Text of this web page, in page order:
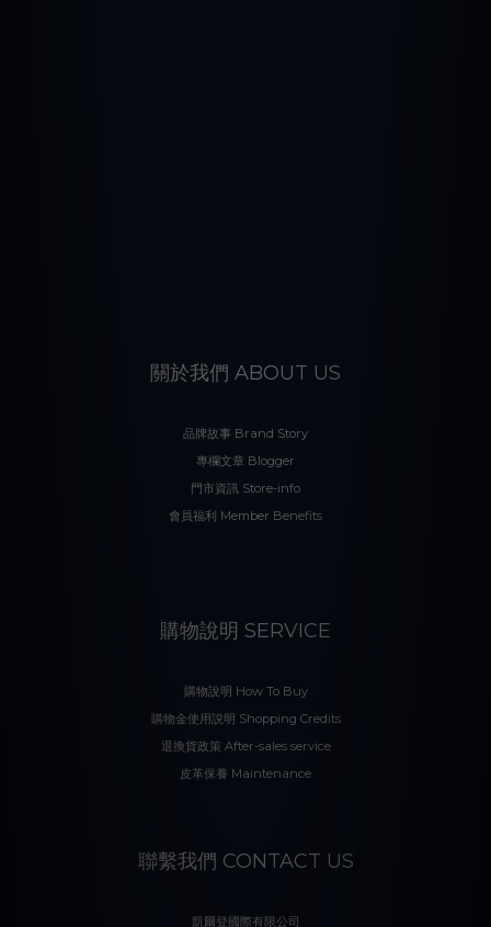
關於我們 ABOUT US
品牌故事 Brand Story
專欄文章 Blogger
門市資訊 Store-info
會員福利 Member Benefits
購物說明 SERVICE
購物說明 How To Buy
購物金使用説明 Shopping Credits
退換貨政策 After-sales service
皮革保養 Maintenance
聯繫我們 CONTACT US
凱爾登國際有限公司